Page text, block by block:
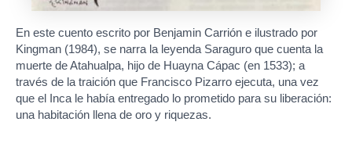
En este cuento escrito por Benjamin Carrión e ilustrado por
Kingman (1984), se narra la leyenda Saraguro que cuenta la
muerte de Atahualpa, hijo de Huayna Cápac (en 1533); a
través de la traición que Francisco Pizarro ejecuta, una vez
que el Inca le había entregado lo prometido para su liberación:
una habitación llena de oro y riquezas.